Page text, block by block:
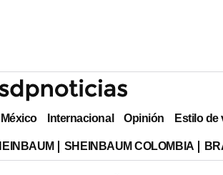
México Internacional Opinión Estilo de
SHEINBAUM COLOMBIA